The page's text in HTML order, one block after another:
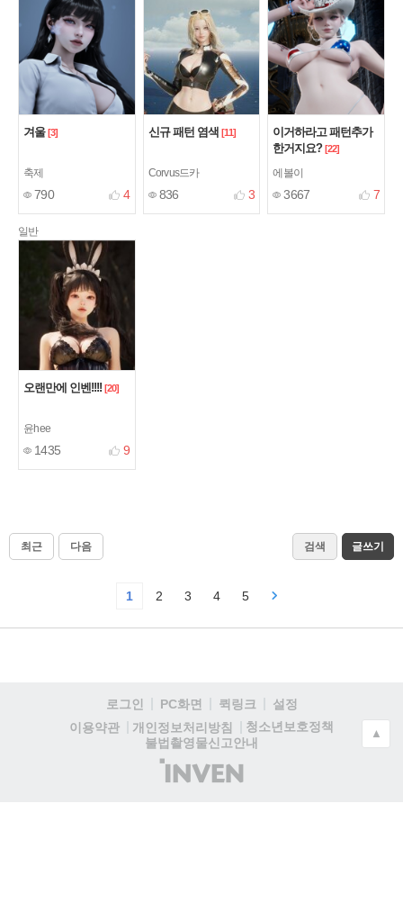
겨울 [3]
축제
790 4
신규 패턴 염색 [11]
Corvus드카
836 3
이거하라고 패턴추가
한거지요? [22]
에볼이
3667 7
일반
오랜만에 인벤!!!! [20]
윤hee
1435 9
최근 다음 검색 글쓰기
1 2 3 4 5
로그인 PC화면 퀵링크
설정
이용약관
개인정보처리방침
청소년보호정책
불법촬영물신고안내
(주)
인
▲